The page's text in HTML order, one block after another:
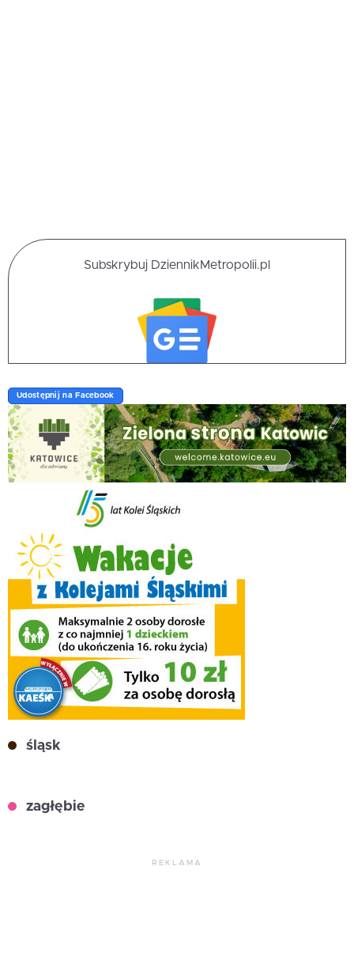
Subskrybuj DziennikMetropolii.pl
Udostępnij na Facebook
śląsk
zagłębie
REKLAMA